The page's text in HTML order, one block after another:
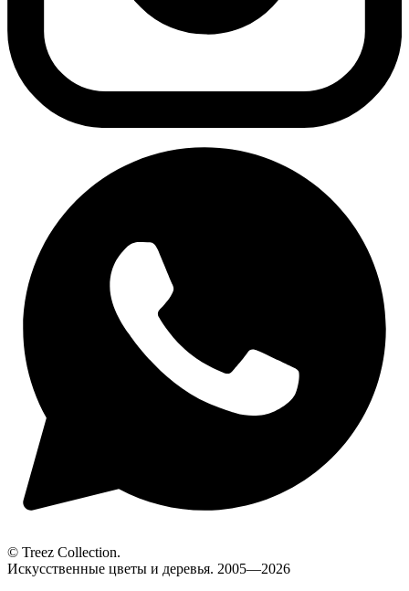
© Treez Collection.
Искусственные цветы и деревья. 2005—2026